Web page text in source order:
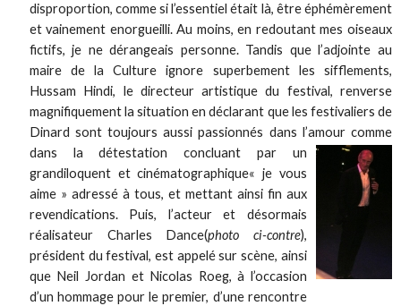
disproportion, comme si l’essentiel était là, être éphémèrement
et vainement enorgueilli. Au moins, en redoutant mes oiseaux
fictifs, je ne dérangeais personne. Tandis que l’adjointe au
maire de la Culture ignore superbement les sifflements,
Hussam Hindi, le directeur artistique du festival, renverse
magnifiquement la situation en déclarant que les festivaliers de
Dinard sont toujours aussi passionnés dans l’amour comme
dans la détestation concluant par un
grandiloquent et cinématographique« je vous
aime » adressé à tous, et mettant ainsi fin aux
revendications. Puis, l’acteur et désormais
réalisateur Charles Dance(photo ci-contre),
président du festival, est appelé sur scène, ainsi
que Neil Jordan et Nicolas Roeg, à l’occasion
d’un hommage pour le premier, d’une rencontre